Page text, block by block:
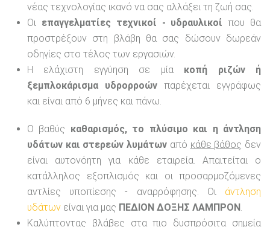
νέας τεχνολογίας ικανό να σας αλλάξει τη ζωή σας.
Οι επαγγελματίες τεχνικοί - υδραυλικοί που θα
προστρέξουν στη βλάβη θα σας δώσουν δωρεάν
οδηγίες στο τέλος των εργασιών.
Η ελάχιστη εγγύηση σε μία κοπή ριζών ή
ξεμπλοκάρισμα υδρορροών παρέχεται εγγράφως
και είναι από 6 μήνες και πάνω.
Ο βαθύς καθαρισμός, το πλύσιμο και η άντληση
υδάτων και στερεών λυμάτων από κάθε βάθος δεν
είναι αυτονόητη για κάθε εταιρεία. Απαιτείται ο
κατάλληλος εξοπλισμός και οι προσαρμοζόμενες
αντλίες υποπίεσης - αναρρόφησης. Οι άντληση
υδάτων είναι για μας ΠΕΔΙΟΝ ΔΟΞΗΣ ΛΑΜΠΡΟΝ.
Καλύπτοντας βλάβες στα πιο δυσπρόσιτα σημεία